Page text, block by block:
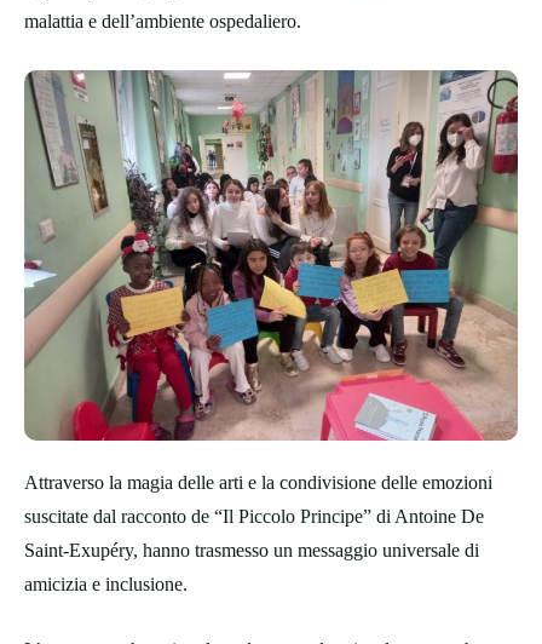
malattia e dell’ambiente ospedaliero.
Attraverso la magia delle arti e la condivisione delle emozioni
suscitate dal racconto de “Il Piccolo Principe” di Antoine De
Saint-Exupéry, hanno trasmesso un messaggio universale di
amicizia e inclusione.